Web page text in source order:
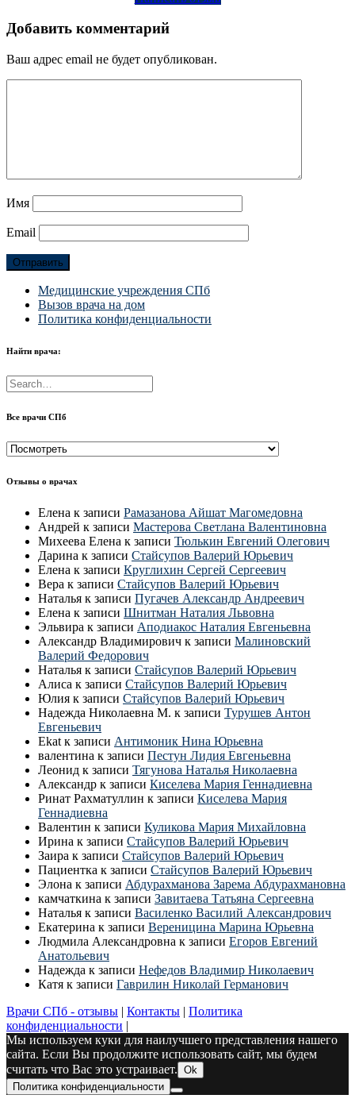
Добавить комментарий
Ваш адрес email не будет опубликован.
Имя
Email
Медицинские учреждения СПб
Вызов врача на дом
Политика конфиденциальности
Найти врача:
Все врачи СПб
Все
СПб
Отзывы о врачах
Елена к записи Рамазанова Айшат Магомедовна
Андрей к записи Мастерова Светлана Валентиновна
Михеева Елена к записи Тюлькин Евгений Олегович
Дарина к записи Стайсупов Валерий Юрьевич
Елена к записи Круглихин Сергей Сергеевич
Вера к записи Стайсупов Валерий Юрьевич
Наталья к записи Пугачев Александр Андреевич
Елена к записи Шнитман Наталия Львовна
Эльвира к записи Аподиакос Наталия Евгеньевна
Александр Владимирович к записи Малиновский
Валерий Федорович
Наталья к записи Стайсупов Валерий Юрьевич
Алиса к записи Стайсупов Валерий Юрьевич
Юлия к записи Стайсупов Валерий Юрьевич
Надежда Николаевна М. к записи Турушев Антон
Евгеньевич
Ekat к записи Антимоник Нина Юрьевна
валентина к записи Пестун Лидия Евгеньевна
Леонид к записи Тягунова Наталья Николаевна
Александр к записи Киселева Мария Геннадиевна
Ринат Рахматуллин к записи Киселева Мария
Геннадиевна
Валентин к записи Куликова Мария Михайловна
Ирина к записи Стайсупов Валерий Юрьевич
Заира к записи Стайсупов Валерий Юрьевич
Пациентка к записи Стайсупов Валерий Юрьевич
Элона к записи Абдурахманова Зарема Абдурахмановна
камчаткина к записи Завитаева Татьяна Сергеевна
Наталья к записи Василенко Василий Александрович
Екатерина к записи Вереницина Марина Юрьевна
Людмила Александровна к записи Егоров Евгений
Анатольевич
Надежда к записи Нефедов Владимир Николаевич
Катя к записи Гаврилин Николай Германович
Врачи СПб - отзывы | Контакты | Политика
конфиденциальности |
Мы используем куки для наилучшего представления нашего
сайта. Если Вы продолжите использовать сайт, мы будем
считать что Вас это устраивает. Ok
Политика конфиденциальности